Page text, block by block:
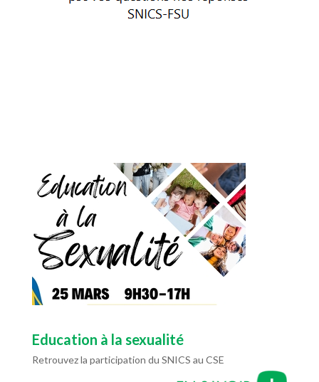
Education à la sexualité
Retrouvez la participation du SNICS au CSE